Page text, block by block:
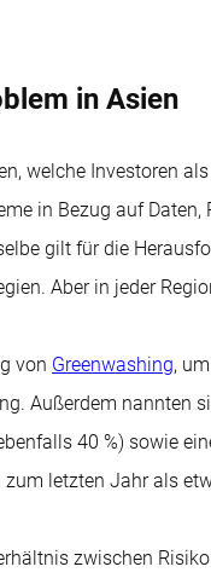
in Asien
welche Investoren
in Bezug auf
gilt für die
Aber in jeder
von Greenwashing,
Außerdem nannten
40 %) sowie
letzten Jahr als
zwischen